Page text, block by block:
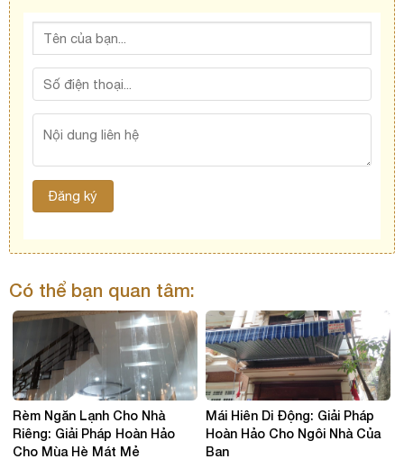
Có thể bạn quan tâm:
Rèm Ngăn Lạnh Cho Nhà
Riêng: Giải Pháp Hoàn Hảo
Cho Mùa Hè Mát Mẻ
Mái Hiên Di Động: Giải Pháp
Hoàn Hảo Cho Ngôi Nhà Của
Bạn